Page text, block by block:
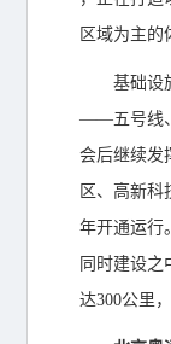
区域为主的
基础设
——五号线
会后继续发
区、高新
年开通运行
同时建设
达300公里